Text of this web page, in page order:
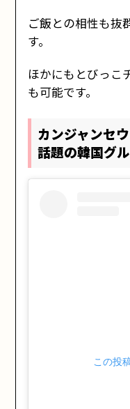
ご飯との相性も抜
す。
ほかにもとびっこ
も可能です。
カンジャンセ
話題の韓国グ
この投